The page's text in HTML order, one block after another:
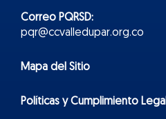
Correo PQRSD:
pqr@ccvalledupar.org.co
Mapa del Sitio
Políticas y Cumplimiento Legal